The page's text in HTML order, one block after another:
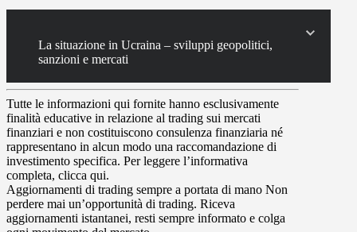
La situazione in Ucraina – sviluppi geopolitici,
sanzioni e mercati
Tutte le informazioni qui fornite hanno esclusivamente
finalità educative in relazione al trading sui mercati
finanziari e non costituiscono consulenza finanziaria né
rappresentano in alcun modo una raccomandazione di
investimento specifica. Per leggere l’informativa
completa, clicca qui.
Aggiornamenti di trading sempre a portata di mano Non
perdere mai un’opportunità di trading. Riceva
aggiornamenti istantanei, resti sempre informato e colga